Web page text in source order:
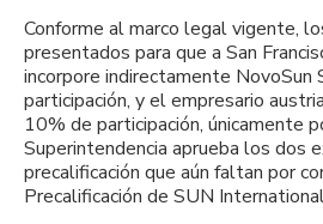
Conforme al marco legal vigente,
presentados para que a San
incorpore indirectamente NovoSun
participación, y el empresario
10% de participación, únicamente
Superintendencia aprueba los dos
precalificación que aún faltan por
Precalificación de SUN